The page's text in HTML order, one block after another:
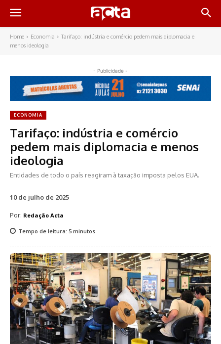
Home Economia
Tarifaço: indústria e comércio pedem mais diplomacia e
menos ideologia
- Publicidade -
ECONOMIA
Tarifaço: indústria e comércio
pedem mais diplomacia e menos
ideologia
Entidades de todo o país reagiram à taxação imposta pelos EUA.
10 de julho de 2025
Por: Redação Acta
Tempo de leitura: 5 minutos